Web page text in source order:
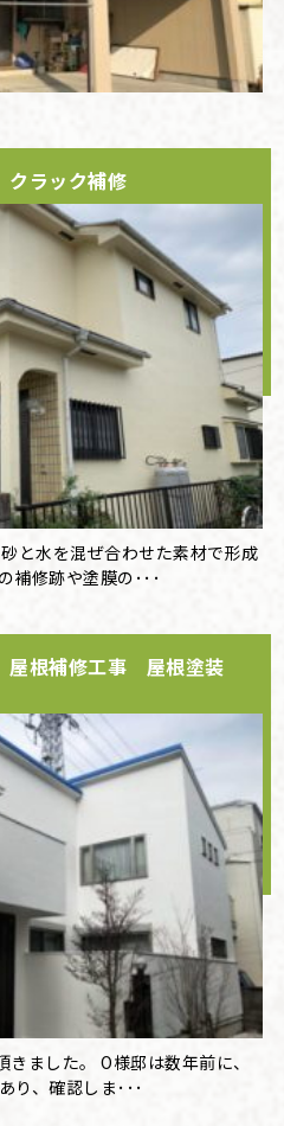
ラック補修
と水を混ぜ合わせた素材で形成
補修跡や塗膜の･･･
根補修工事 屋根塗装
ました。 O様邸は数年前に、
り、確認しま･･･